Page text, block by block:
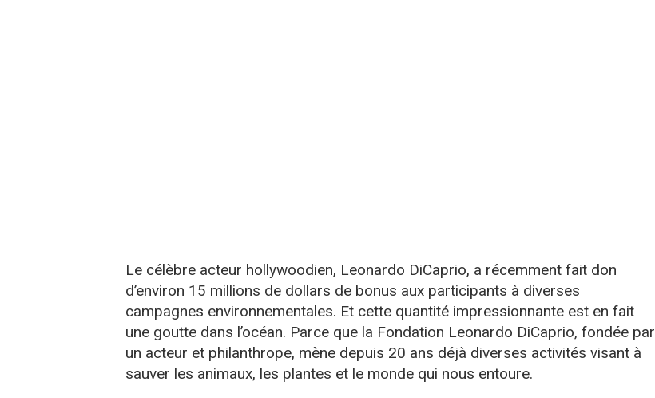
Le célèbre acteur hollywoodien, Leonardo DiCaprio, a récemment fait don
d’environ 15 millions de dollars de bonus aux participants à diverses
campagnes environnementales. Et cette quantité impressionnante est en fait
une goutte dans l’océan. Parce que la Fondation Leonardo DiCaprio, fondée par
un acteur et philanthrope, mène depuis 20 ans déjà diverses activités visant à
sauver les animaux, les plantes et le monde qui nous entoure.